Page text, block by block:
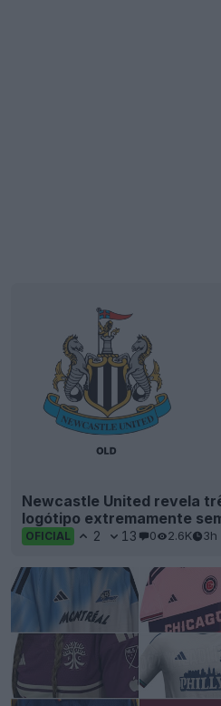
Newcastle United revela
logótipo extremamente
OFICIAL 2 13 0 2.6K 3h